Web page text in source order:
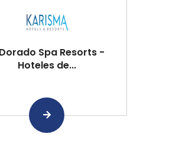
Spa Resorts -
Hoteles de...